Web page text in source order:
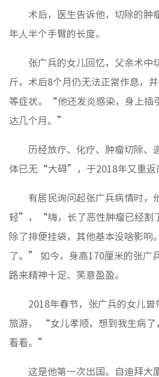
术后，医生告诉他，切除的肿
年人半个手臂的长度。
张广兵的女儿回忆，父亲术中
斤，术后8个月仍无法正常作息，
等症状。“他还发炎感染，身上插
达几个月。”
历经放疗、化疗、肿瘤切除、
体已无“大碍”，于2018年又重返
有居民询问起张广兵病情时
轻”，“嗨，长了恶性肿瘤已经割
除了排便挂袋，其他基本没啥影响
了。” 如今，身高170厘米的张广
路来精神十足、笑意盈盈。
2018年春节，张广兵的女儿曾
旅游， “女儿孝顺，想到我生病了
看看。”
这是他第一次出国。自迪拜大